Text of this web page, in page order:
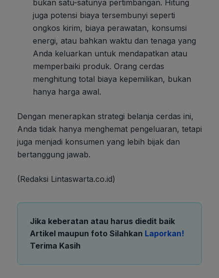
bukan satu-satunya pertimbangan. Hitung
juga potensi biaya tersembunyi seperti
ongkos kirim, biaya perawatan, konsumsi
energi, atau bahkan waktu dan tenaga yang
Anda keluarkan untuk mendapatkan atau
memperbaiki produk. Orang cerdas
menghitung total biaya kepemilikan, bukan
hanya harga awal.
Dengan menerapkan strategi belanja cerdas ini,
Anda tidak hanya menghemat pengeluaran, tetapi
juga menjadi konsumen yang lebih bijak dan
bertanggung jawab.
(Redaksi Lintaswarta.co.id)
Jika keberatan atau harus diedit baik
Artikel maupun foto Silahkan Laporkan!
Terima Kasih